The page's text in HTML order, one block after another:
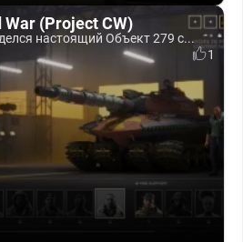
(Project CW)
настоящий Объект 279 с...
1